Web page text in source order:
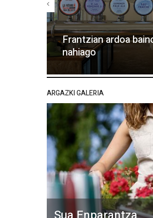
Frantzian ardoa
nahiago
ARGAZKI GALERIA